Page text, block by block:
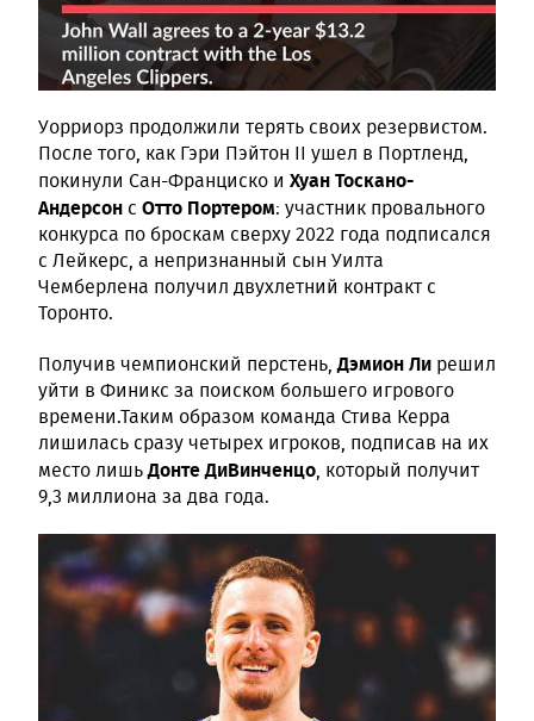
Уорриорз продолжили терять своих резервистом.
После того, как Гэри Пэйтон II ушел в Портленд,
покинули Сан-Франциско и Хуан Тоскано-
Андерсон с Отто Портером: участник провального
конкурса по броскам сверху 2022 года подписался
с Лейкерс, а непризнанный сын Уилта
Чемберлена получил двухлетний контракт с
Торонто.
Получив чемпионский перстень,Дэмион Ли решил
уйти в Финикс за поиском большего игрового
времени.Таким образом команда Стива Керра
лишилась сразу четырех игроков, подписав на их
место лишьДонте ДиВинченцо, который получит
9,3 миллиона за два года.